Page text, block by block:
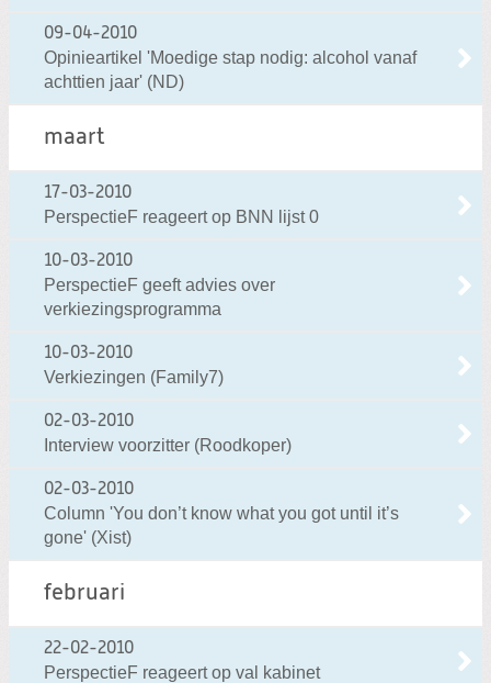
09-04-2010
Opinieartikel 'Moedige stap nodig: alcohol vanaf
achttien jaar' (ND)
maart
17-03-2010
PerspectieF reageert op BNN lijst 0
10-03-2010
PerspectieF geeft advies over
verkiezingsprogramma
10-03-2010
Verkiezingen (Family7)
02-03-2010
Interview voorzitter (Roodkoper)
02-03-2010
Column 'You don’t know what you got until it’s
gone' (Xist)
februari
22-02-2010
PerspectieF reageert op val kabinet